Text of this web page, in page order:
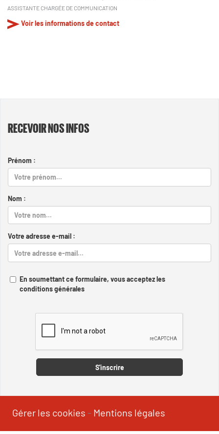
ASSISTANTE CHARGÉE DE COMMUNICATION
Voir les informations de contact
RECEVOIR NOS INFOS
Prénom :
Nom :
Votre adresse e-mail :
En soumettant ce formulaire, vous acceptez les
conditions générales
S'inscrire
Gérer les cookies - Mentions légales